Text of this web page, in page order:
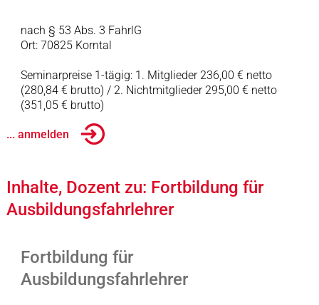
nach § 53 Abs. 3 FahrlG
Ort: 70825 Korntal
Seminarpreise 1-tägig: 1. Mitglieder 236,00 € netto
(280,84 € brutto) / 2. Nichtmitglieder 295,00 € netto
(351,05 € brutto)
... anmelden
Inhalte, Dozent zu: Fortbildung für
Ausbildungsfahrlehrer
Fortbildung für
Ausbildungsfahrlehrer